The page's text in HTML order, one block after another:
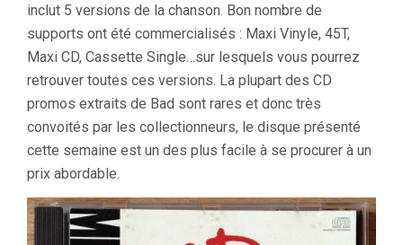
inclut 5 versions de la chanson. Bon nombre de
supports ont été commercialisés : Maxi Vinyle, 45T,
Maxi CD, Cassette Single…sur lesquels vous pourrez
retrouver toutes ces versions. La plupart des CD
promos extraits de Bad sont rares et donc très
convoités par les collectionneurs, le disque présenté
cette semaine est un des plus facile à se procurer à un
prix abordable.